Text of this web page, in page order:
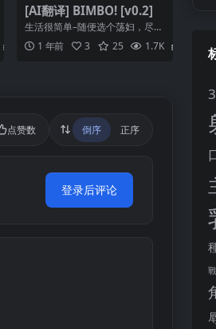
[AI翻译] BIMBO! [v0.2]
生活很简单–随便选个荡妇，尽情
享受吧
1 年前 3 25 1.7K
点赞数 倒序 正序
登录后评论